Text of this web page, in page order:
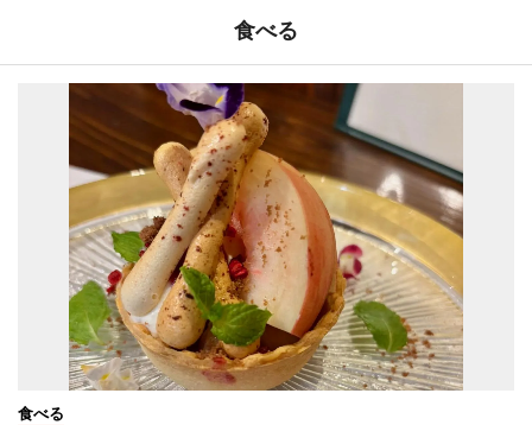
食べる
食べる